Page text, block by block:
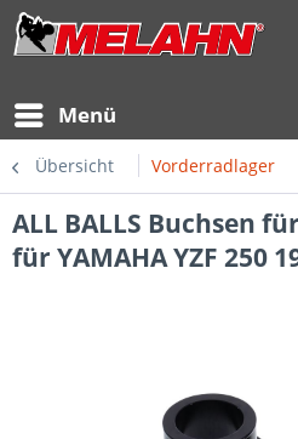
Menü
Übersicht Vorderradlager
ALL BALLS Buchsen
für YAMAHA YZF 250